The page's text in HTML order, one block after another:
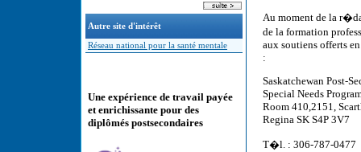
Autre site d'intérêt
Réseau national pour la santé mentale
Une expérience de travail payée
et enrichissante pour des
diplômés postsecondaires
Au moment de la
de la formation
aux soutiens offerts
:
Saskatchewan Post-
Special Needs
Room 410,2151,
Regina SK S4P 3V7
T�l. : 306-787-0477